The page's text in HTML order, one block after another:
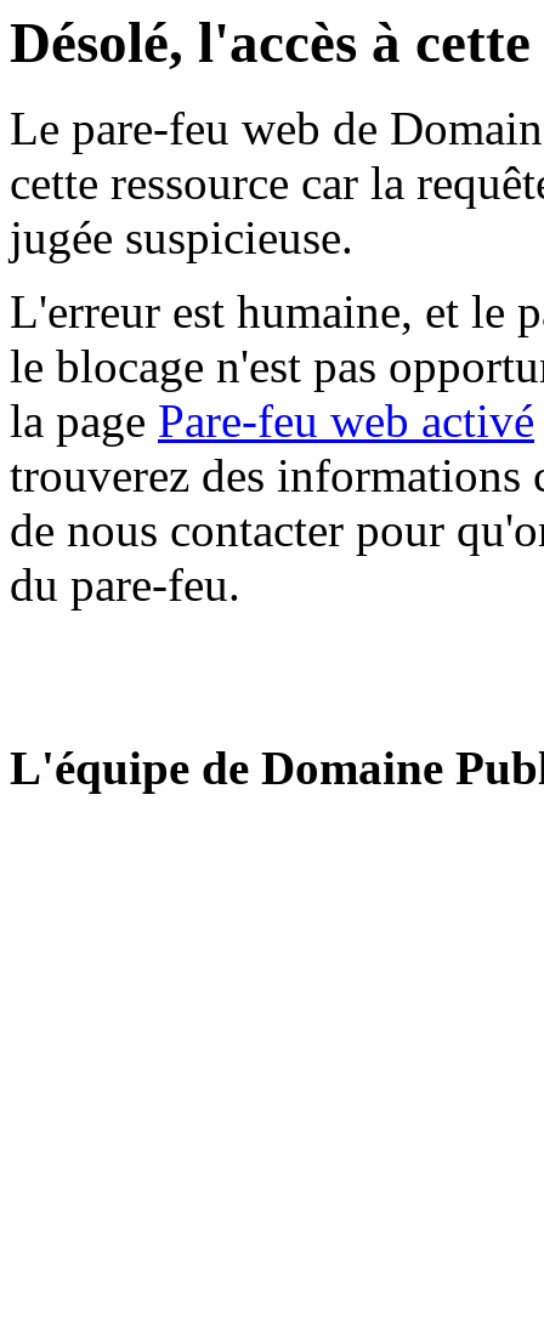
Désolé, l'accès à
Le pare-feu web de
cette ressource car la
jugée suspicieuse.
L'erreur est humaine, et le
le blocage n'est pas
la page Pare-feu web activé
trouverez des informations
de nous contacter pour
du pare-feu.
L'équipe de Domaine